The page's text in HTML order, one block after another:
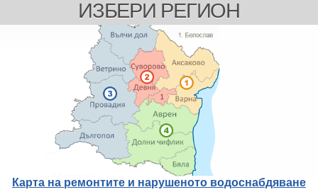
ИЗБЕРИ РЕГИОН
Карта на ремонтите и нарушеното водоснабдяване